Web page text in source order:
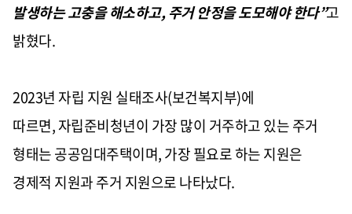
발생하는 고충을 해소하고,주거 안정을 도모해야 한다”고
밝혔다.
2023년 자립 지원 실태조사(보건복지부)에
따르면,자립준비청년이 가장 많이 거주하고 있는 주거
형태는 공공임대주택이며,가장 필요로 하는 지원은
경제적 지원과 주거 지원으로 나타났다.